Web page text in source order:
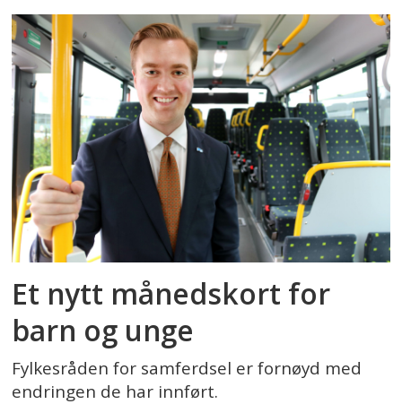
Et nytt månedskort for
barn og unge
Fylkesråden for samferdsel er fornøyd med
endringen de har innført.